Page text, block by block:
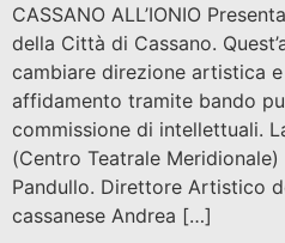
CASSANO ALL’IONIO
della Città di Cassano.
cambiare direzione artistica
affidamento tramite bando
commissione di intellettuali.
(Centro Teatrale
Pandullo. Direttore Artistico
cassanese Andrea […]